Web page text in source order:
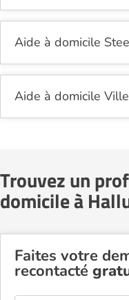
Aide à domicile
Aide à domicile
Trouvez un
domicile à
Faites votre
recontacté